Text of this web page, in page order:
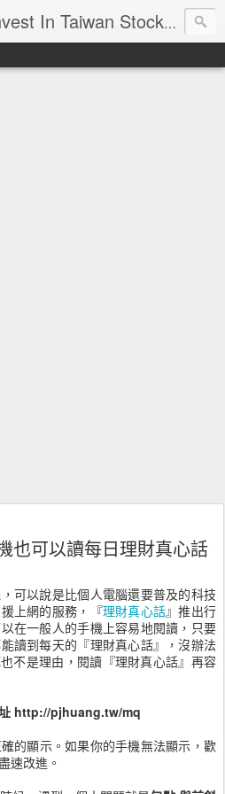
上班族投資理財 - Invest In Taiwan Stock Market
也可以讀每日理財真心話
可以說是比個人電腦還要普及的科技
上網的服務，『理財真心話』推出行
在一般人的手機上容易地閱讀，只要
讀到每天的『理財真心話』，沒辦法
不是理由，閱讀『理財真心話』再容
http://pjhuang.tw/mq
的顯示。如果你的手機無法顯示，歡
速改進。